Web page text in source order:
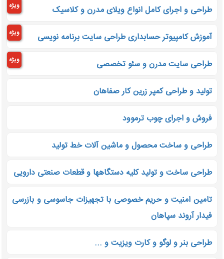
طراحی و اجرای کامل انواع ویلای مدرن و کلاسیک ویژه
آموزش کامپیوتر حسابداری طراحی سایت برنامه نویسی ویژه
طراحی سایت مدرن و سئو تخصصی ویژه
تولید و طراحی کمپر زرین کار صفاهان
فروش و اجرای چوب ترموود
طراحی و ساخت محصول و ماشین آلات خط تولید
طراحی ساخت و تولید کلیه دستگاهها و قطعات صنعتی دارویی
تامین امنیت و حریم خصوصی با تجهیزات جاسوسی و بازرسی
فیدار آروند سپاهان
طراحی بنر و لوگو و کارت ویزیت و ...